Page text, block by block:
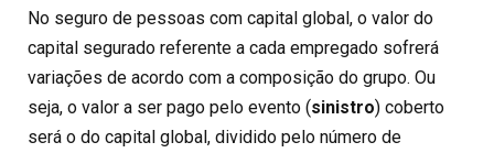
No seguro de pessoas com capital global, o valor do
capital segurado referente a cada empregado sofrerá
variações de acordo com a composição do grupo. Ou
seja, o valor a ser pago pelo evento (sinistro) coberto
será o do capital global, dividido pelo número de